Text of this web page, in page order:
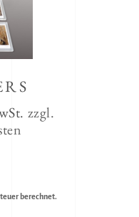
zzgl.
berechnet.